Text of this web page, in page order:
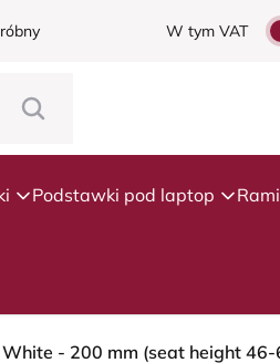
W tym VAT
Podstawki pod laptop